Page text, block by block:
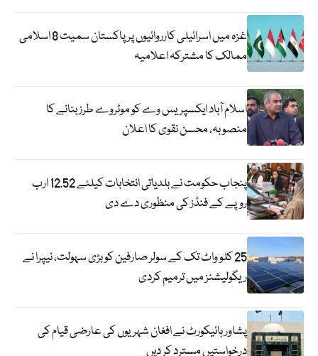
غزہ میں اسرائیلی کارروائیوں پر پاکستان سمیت 8 اسلامی
ممالک کا مشترکہ اعلامیہ
اسلام آباد ایکسپریس وے کو موٹروے طرز بنانے کا
منصوبہ، محسن نقوی کا اعلان
پنجاب حکومت نے بلدیاتی انتخابات کیلئے 12.52 ارب
روپے کے فنڈز کی منظوری دے دی
25 کلو واٹ تک کے سولر صارفین کو بڑی سہولت، نیپرا نے
ریگولیشنز میں ترمیم کردی
پشاور ہائیکورٹ نے افغان شہریوں کی عارضی قیام کی
درخواستیں مسترد کر دیں